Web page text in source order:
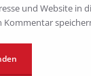
und Website in
Kommentar